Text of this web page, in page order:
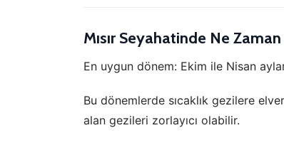
Mısır Seyahatinde Ne
En uygun dönem: Ekim ile Nisan
Bu dönemlerde sıcaklık gezilere
alan gezileri zorlayıcı olabilir.